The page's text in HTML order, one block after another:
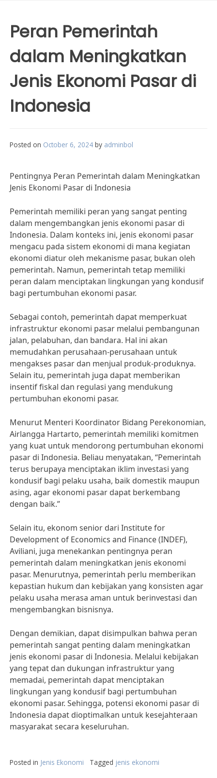
Peran Pemerintah
dalam Meningkatkan
Jenis Ekonomi Pasar di
Indonesia
Posted on October 6, 2024 by adminbol
Pentingnya Peran Pemerintah dalam Meningkatkan
Jenis Ekonomi Pasar di Indonesia
Pemerintah memiliki peran yang sangat penting
dalam mengembangkan jenis ekonomi pasar di
Indonesia. Dalam konteks ini, jenis ekonomi pasar
mengacu pada sistem ekonomi di mana kegiatan
ekonomi diatur oleh mekanisme pasar, bukan oleh
pemerintah. Namun, pemerintah tetap memiliki
peran dalam menciptakan lingkungan yang kondusif
bagi pertumbuhan ekonomi pasar.
Sebagai contoh, pemerintah dapat memperkuat
infrastruktur ekonomi pasar melalui pembangunan
jalan, pelabuhan, dan bandara. Hal ini akan
memudahkan perusahaan-perusahaan untuk
mengakses pasar dan menjual produk-produknya.
Selain itu, pemerintah juga dapat memberikan
insentif fiskal dan regulasi yang mendukung
pertumbuhan ekonomi pasar.
Menurut Menteri Koordinator Bidang Perekonomian,
Airlangga Hartarto, pemerintah memiliki komitmen
yang kuat untuk mendorong pertumbuhan ekonomi
pasar di Indonesia. Beliau menyatakan, “Pemerintah
terus berupaya menciptakan iklim investasi yang
kondusif bagi pelaku usaha, baik domestik maupun
asing, agar ekonomi pasar dapat berkembang
dengan baik.”
Selain itu, ekonom senior dari Institute for
Development of Economics and Finance (INDEF),
Aviliani, juga menekankan pentingnya peran
pemerintah dalam meningkatkan jenis ekonomi
pasar. Menurutnya, pemerintah perlu memberikan
kepastian hukum dan kebijakan yang konsisten agar
pelaku usaha merasa aman untuk berinvestasi dan
mengembangkan bisnisnya.
Dengan demikian, dapat disimpulkan bahwa peran
pemerintah sangat penting dalam meningkatkan
jenis ekonomi pasar di Indonesia. Melalui kebijakan
yang tepat dan dukungan infrastruktur yang
memadai, pemerintah dapat menciptakan
lingkungan yang kondusif bagi pertumbuhan
ekonomi pasar. Sehingga, potensi ekonomi pasar di
Indonesia dapat dioptimalkan untuk kesejahteraan
masyarakat secara keseluruhan.
Posted in Jenis Ekonomi Tagged jenis ekonomi